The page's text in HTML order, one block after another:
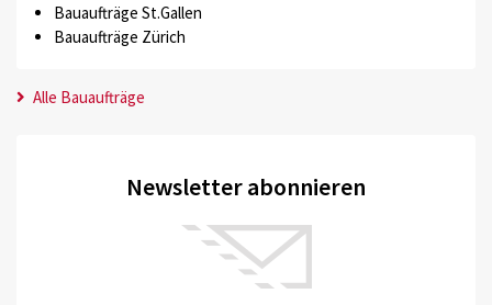
Bauaufträge St.Gallen
Bauaufträge Zürich
Alle Bauaufträge
Newsletter abonnieren